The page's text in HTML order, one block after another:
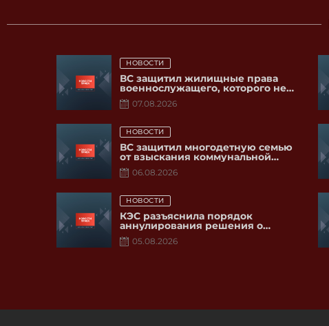
НОВОСТИ
ВС защитил жилищные права
военнослужащего, которого не
включили в накопительно-
ипотечную систему
Posted
on
07.08.2026
НОВОСТИ
ВС защитил многодетную семью
от взыскания коммунальной
платы за неотапливаемые
помещения
Posted
on
06.08.2026
НОВОСТИ
КЭС разъяснила порядок
аннулирования решения о
присвоении претенденту статуса
адвоката
Posted
on
05.08.2026